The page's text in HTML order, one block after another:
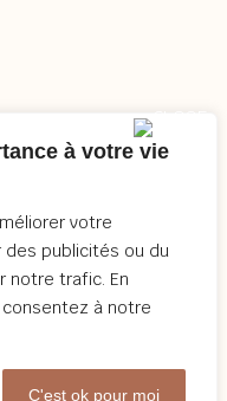
à votre vie
votre
des publicités ou du
notre trafic. En
à notre
C'est ok pour moi